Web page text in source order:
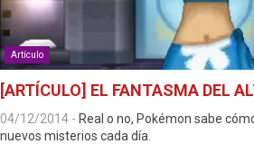
Artículo
[ARTÍCULO] EL FANTASMA DEL
04/12/2014 - Real o no, Pokémon sabe
nuevos misterios cada día.